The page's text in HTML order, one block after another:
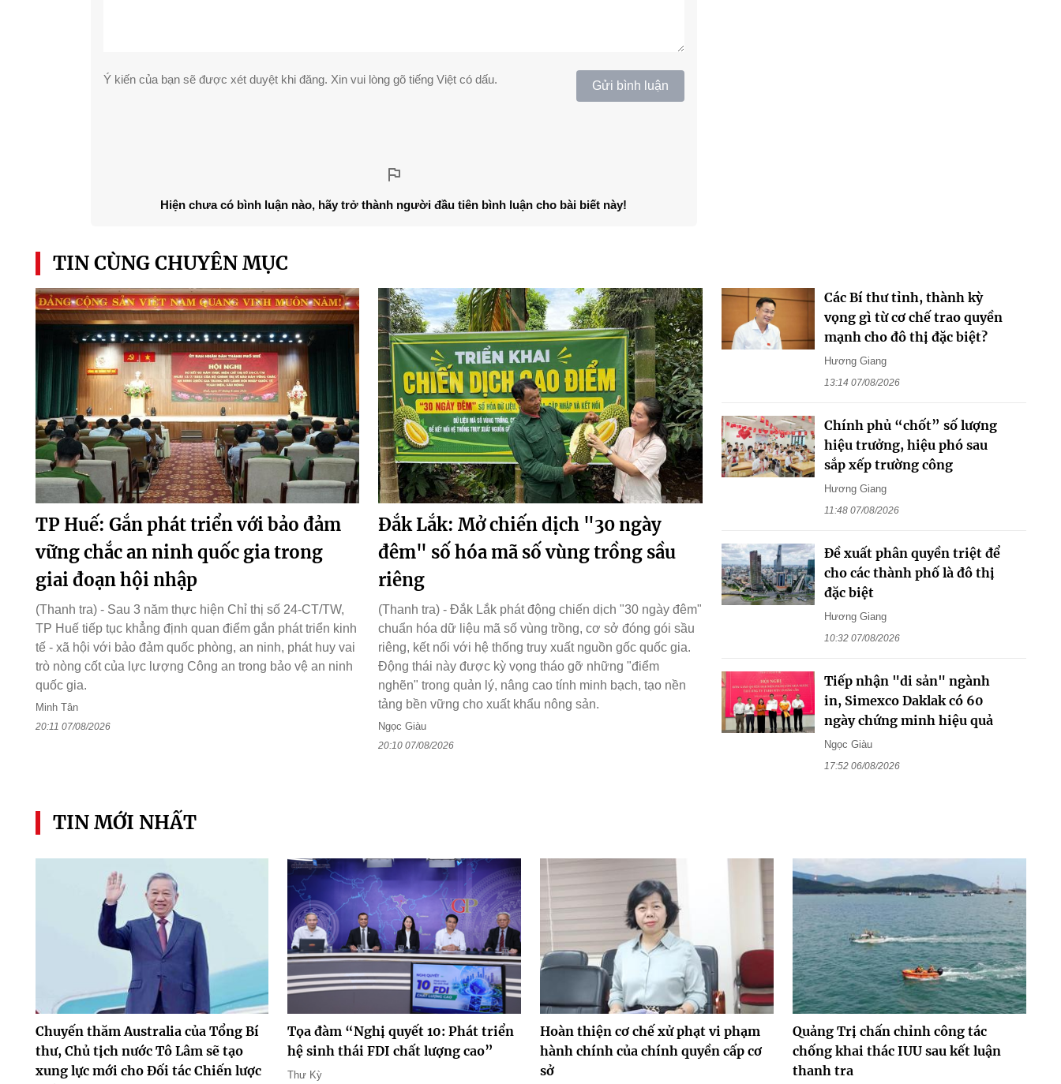
Ý kiến của bạn sẽ được xét duyệt khi đăng. Xin vui lòng gõ tiếng Việt có dấu. Gửi bình luận
Hiện chưa có bình luận nào, hãy trở thành người đầu tiên bình luận cho bài biết này!
TIN CÙNG CHUYÊN MỤC
TP Huế: Gắn phát triển với bảo đảm
vững chắc an ninh quốc gia trong
giai đoạn hội nhập
(Thanh tra) - Sau 3 năm thực hiện Chỉ thị số 24-CT/TW,
TP Huế tiếp tục khẳng định quan điểm gắn phát triển kinh
tế - xã hội với bảo đảm quốc phòng, an ninh, phát huy vai
trò nòng cốt của lực lượng Công an trong bảo vệ an ninh
quốc gia.
Minh Tân
20:11 07/08/2026
Đắk Lắk: Mở chiến dịch "30 ngày
đêm" số hóa mã số vùng trồng sầu
riêng
(Thanh tra) - Đắk Lắk phát động chiến dịch "30 ngày đêm"
chuẩn hóa dữ liệu mã số vùng trồng, cơ sở đóng gói sầu
riêng, kết nối với hệ thống truy xuất nguồn gốc quốc gia.
Động thái này được kỳ vọng tháo gỡ những "điểm
nghẽn" trong quản lý, nâng cao tính minh bạch, tạo nền
tảng bền vững cho xuất khẩu nông sản.
Ngọc Giàu
20:10 07/08/2026
Các Bí thư tỉnh, thành kỳ
vọng gì từ cơ chế trao quyền
mạnh cho đô thị đặc biệt?
Hương Giang
13:14 07/08/2026
Chính phủ “chốt” số lượng
hiệu trưởng, hiệu phó sau
sắp xếp trường công
Hương Giang
11:48 07/08/2026
Đề xuất phân quyền triệt để
cho các thành phố là đô thị
đặc biệt
Hương Giang
10:32 07/08/2026
Tiếp nhận "di sản" ngành
in, Simexco Daklak có 60
ngày chứng minh hiệu quả
Ngọc Giàu
17:52 06/08/2026
TIN MỚI NHẤT
Chuyến thăm Australia của Tổng Bí
thư, Chủ tịch nước Tô Lâm sẽ tạo
xung lực mới cho Đối tác Chiến lược
Tọa đàm “Nghị quyết 10: Phát triển
hệ sinh thái FDI chất lượng cao”
Thư Kỳ
Hoàn thiện cơ chế xử phạt vi phạm
hành chính của chính quyền cấp cơ
sở
Quảng Trị chấn chỉnh công tác
chống khai thác IUU sau kết luận
thanh tra